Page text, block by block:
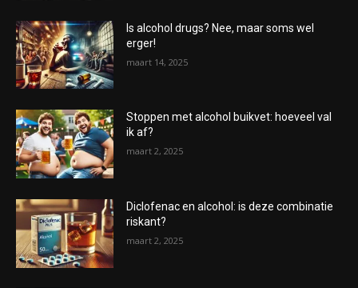
Is alcohol drugs? Nee, maar soms wel
erger!
maart 14, 2025
Stoppen met alcohol buikvet: hoeveel val
ik af?
maart 2, 2025
Diclofenac en alcohol: is deze combinatie
riskant?
maart 2, 2025